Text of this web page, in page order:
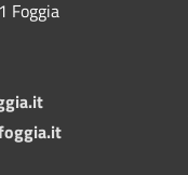
Foggia